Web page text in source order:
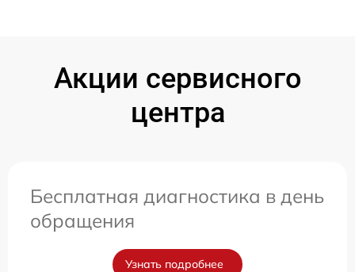
Акции сервисного
центра
Бесплатная диагностика в день
обращения
Узнать подробнее